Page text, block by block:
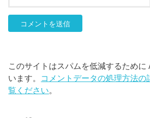
このサイトはスパムを低減するために
います。 コメントデータの処理方法の
覧ください。